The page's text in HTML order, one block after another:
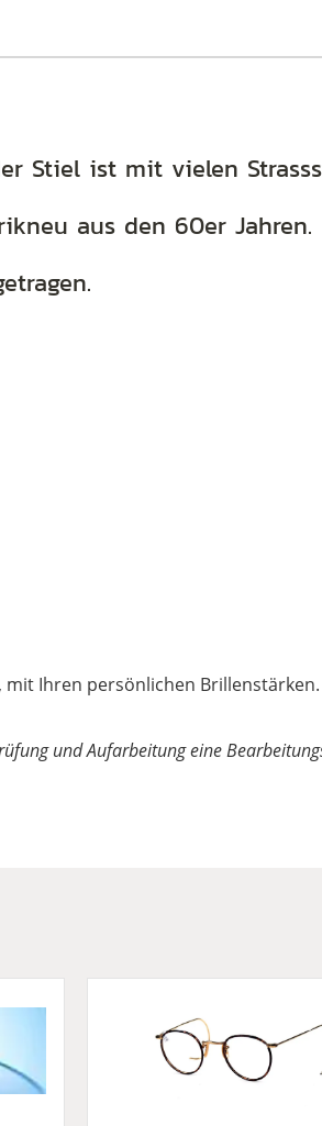
Stiel ist mit vielen
aus den 60er Jahren.
Ihren persönlichen Brillenstärken.
und Aufarbeitung eine